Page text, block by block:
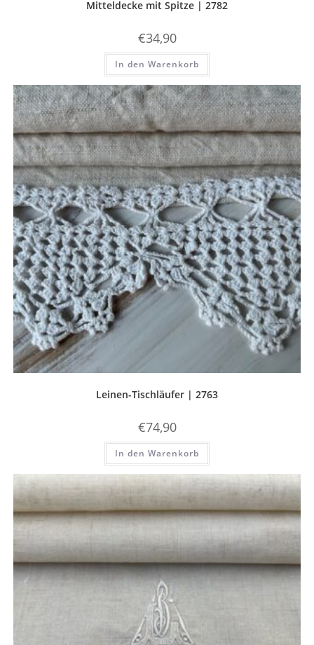
Mitteldecke mit Spitze | 2782
€34,90
In den Warenkorb
Leinen-Tischläufer | 2763
€74,90
In den Warenkorb